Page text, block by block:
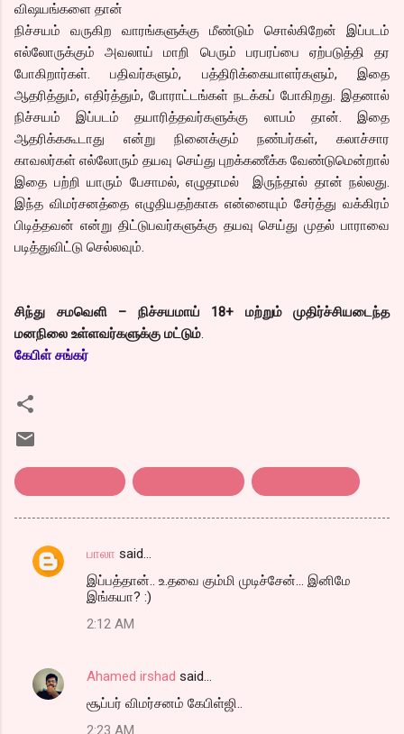
விஷயங்களை தான்
நிச்சயம் வருகிற வாரங்களுக்கு மீண்டும் சொல்கிறேன் இப்படம்
எல்லோருக்கும் அவலாய் மாறி பெரும் பரபரப்பை ஏற்படுத்தி தர
போகிறார்கள். பதிவர்களும், பத்திரிக்கையாளர்களும், இதை
ஆதரித்தும், எதிர்த்தும், போராட்டங்கள் நடக்கப் போகிறது. இதனால்
நிச்சயம் இப்படம் தயாரித்தவர்களுக்கு லாபம் தான். இதை
ஆதரிக்ககூடாது என்று நினைக்கும் நண்பர்கள், கலாச்சார
காவலர்கள் எல்லோரும் தயவு செய்து புறக்கணீக்க வேண்டுமென்றால்
இதை பற்றி யாரும் பேசாமல், எழுதாமல் இருந்தால் தான் நல்லது.
இந்த விமர்சனத்தை எழுதியதற்காக என்னையும் சேர்த்து வக்கிரம்
பிடித்தவன் என்று திட்டுபவர்களுக்கு தயவு செய்து முதல் பாராவை
படித்துவிட்டு செல்லவும்.
சிந்து சமவெளி – நிச்சயமாய் 18+ மற்றும் முதிர்ச்சியடைந்த
மனநிலை உள்ளவர்களுக்கு மட்டும்.
கேபிள் சங்கர்
C
n
பாலா said…
இப்பத்தான்.. உ.தவை கும்மி முடிச்சேன்... இனிமே
இங்கயா? :)
2:12 AM
Ahamed irshad said…
சூப்பர் விமர்சனம் கேபிள்ஜி..
2:23 AM